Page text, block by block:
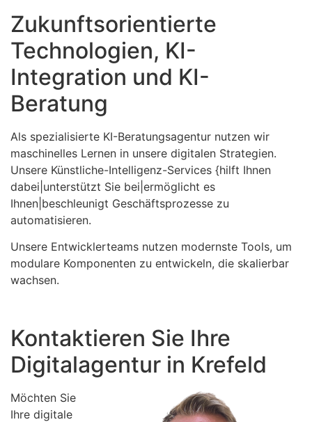
Zukunftsorientierte
Technologien, KI-
Integration und KI-
Beratung
Als spezialisierte KI-Beratungsagentur nutzen wir
maschinelles Lernen in unsere digitalen Strategien.
Unsere Künstliche-Intelligenz-Services {hilft Ihnen
dabei|unterstützt Sie bei|ermöglicht es
Ihnen|beschleunigt Geschäftsprozesse zu
automatisieren.
Unsere Entwicklerteams nutzen modernste Tools, um
modulare Komponenten zu entwickeln, die skalierbar
wachsen.
Kontaktieren Sie Ihre
Digitalagentur in Krefeld
Möchten Sie
Ihre digitale